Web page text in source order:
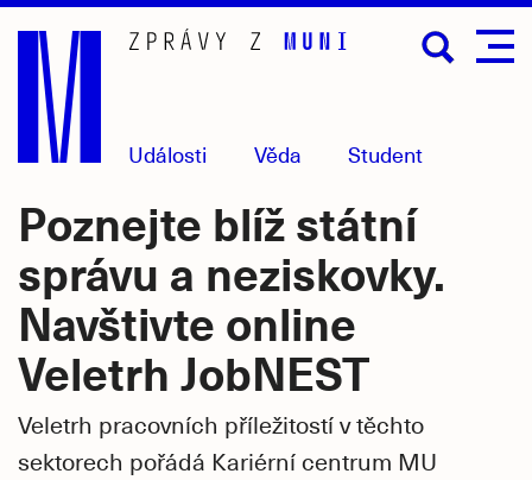
Přejít
hlavní
obsah
Události Věda Student
Poznejte blíž státní
správu a neziskovky.
Navštivte online
Veletrh JobNEST
Veletrh pracovních příležitostí v těchto
sektorech pořádá Kariérní centrum MU